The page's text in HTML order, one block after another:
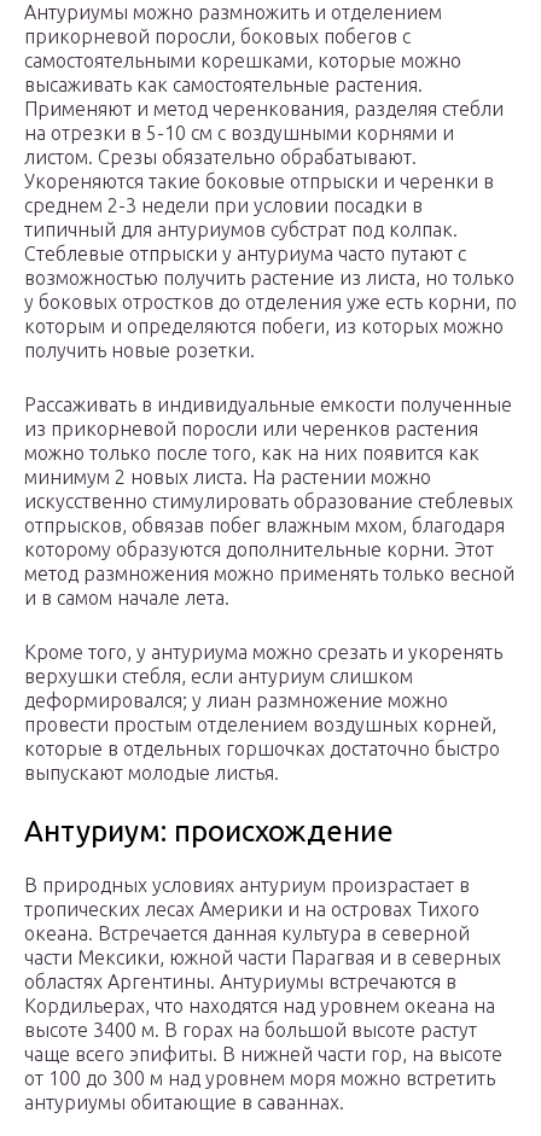
Антуриумы можно размножить и отделением
прикорневой поросли, боковых побегов с
самостоятельными корешками, которые можно
высаживать как самостоятельные растения.
Применяют и метод черенкования, разделяя стебли
на отрезки в 5-10 см с воздушными корнями и
листом. Срезы обязательно обрабатывают.
Укореняются такие боковые отпрыски и черенки в
среднем 2-3 недели при условии посадки в
типичный для антуриумов субстрат под колпак.
Стеблевые отпрыски у антуриума часто путают с
возможностью получить растение из листа, но только
у боковых отростков до отделения уже есть корни, по
которым и определяются побеги, из которых можно
получить новые розетки.
Рассаживать в индивидуальные емкости полученные
из прикорневой поросли или черенков растения
можно только после того, как на них появится как
минимум 2 новых листа. На растении можно
искусственно стимулировать образование стеблевых
отпрысков, обвязав побег влажным мхом, благодаря
которому образуются дополнительные корни. Этот
метод размножения можно применять только весной
и в самом начале лета.
Кроме того, у антуриума можно срезать и укоренять
верхушки стебля, если антуриум слишком
деформировался; у лиан размножение можно
провести простым отделением воздушных корней,
которые в отдельных горшочках достаточно быстро
выпускают молодые листья.
Антуриум: происхождение
В природных условиях антуриум произрастает в
тропических лесах Америки и на островах Тихого
океана. Встречается данная культура в северной
части Мексики, южной части Парагвая и в северных
областях Аргентины. Антуриумы встречаются в
Кордильерах, что находятся над уровнем океана на
высоте 3400 м. В горах на большой высоте растут
чаще всего эпифиты. В нижней части гор, на высоте
от 100 до 300 м над уровнем моря можно встретить
антуриумы обитающие в саваннах.